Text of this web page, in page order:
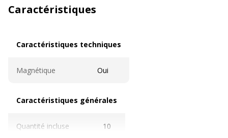
Caractéristiques
Caractéristiques techniques
Magnétique Oui
Caractéristiques générales
Quantité incluse 10